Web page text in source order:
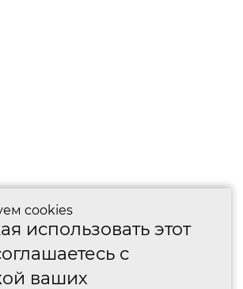
cookies
использовать этот
с
ваших